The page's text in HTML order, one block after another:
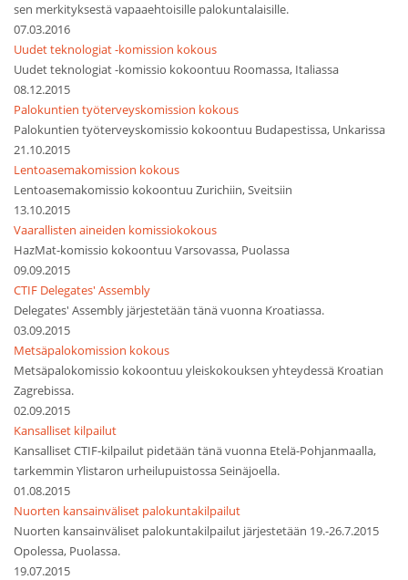
sen merkityksestä vapaaehtoisille palokuntalaisille.
07.03.2016
Uudet teknologiat -komission kokous
Uudet teknologiat -komissio kokoontuu Roomassa, Italiassa
08.12.2015
Palokuntien työterveyskomission kokous
Palokuntien työterveyskomissio kokoontuu Budapestissa, Unkarissa
21.10.2015
Lentoasemakomission kokous
Lentoasemakomissio kokoontuu Zurichiin, Sveitsiin
13.10.2015
Vaarallisten aineiden komissiokokous
HazMat-komissio kokoontuu Varsovassa, Puolassa
09.09.2015
CTIF Delegates' Assembly
Delegates' Assembly järjestetään tänä vuonna Kroatiassa.
03.09.2015
Metsäpalokomission kokous
Metsäpalokomissio kokoontuu yleiskokouksen yhteydessä Kroatian
Zagrebissa.
02.09.2015
Kansalliset kilpailut
Kansalliset CTIF-kilpailut pidetään tänä vuonna Etelä-Pohjanmaalla,
tarkemmin Ylistaron urheilupuistossa Seinäjoella.
01.08.2015
Nuorten kansainväliset palokuntakilpailut
Nuorten kansainväliset palokuntakilpailut järjestetään 19.-26.7.2015
Opolessa, Puolassa.
19.07.2015